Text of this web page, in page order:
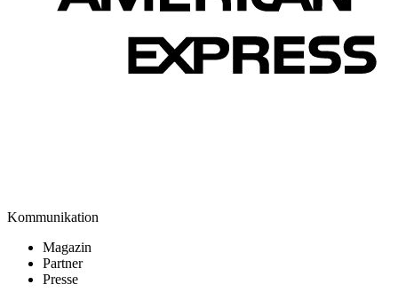
Kommunikation
Magazin
Partner
Presse